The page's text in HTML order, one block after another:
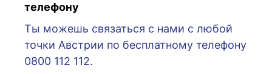
телефону
Ты можешь связаться с нами с любой
точки Австрии по бесплатному телефону
0800 112 112.